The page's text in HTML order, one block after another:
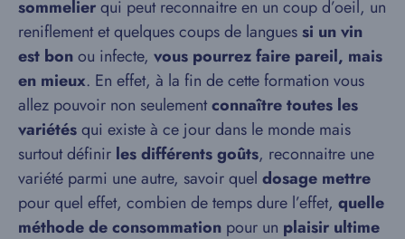
sommelierqui peut reconnaitre en un coup d’oeil, un
reniflement et quelques coups de languessi un vin
est bonou infecte, vous pourrez faire pareil, mais
en mieux. En effet, à la fin de cette formation vous
allez pouvoir non seulementconnaître toutes les
variétésqui existe à ce jour dans le monde mais
surtout définir les différents goûts, reconnaitre une
variété parmi une autre, savoir quel dosage mettre
pour quel effet, combien de temps dure l’effet, quelle
méthode de consommation pour un plaisir ultime